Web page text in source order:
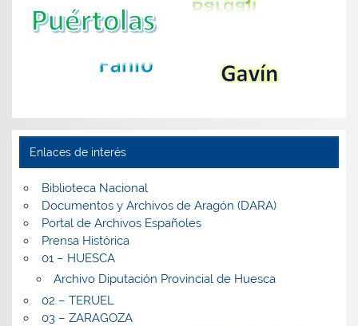
Enlaces de interés
Biblioteca Nacional
Documentos y Archivos de Aragón (DARA)
Portal de Archivos Españoles
Prensa Histórica
01 – HUESCA
Archivo Diputación Provincial de Huesca
02 – TERUEL
03 – ZARAGOZA